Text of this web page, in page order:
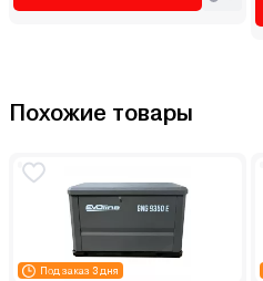
Похожие товары
Под заказ 3 дня